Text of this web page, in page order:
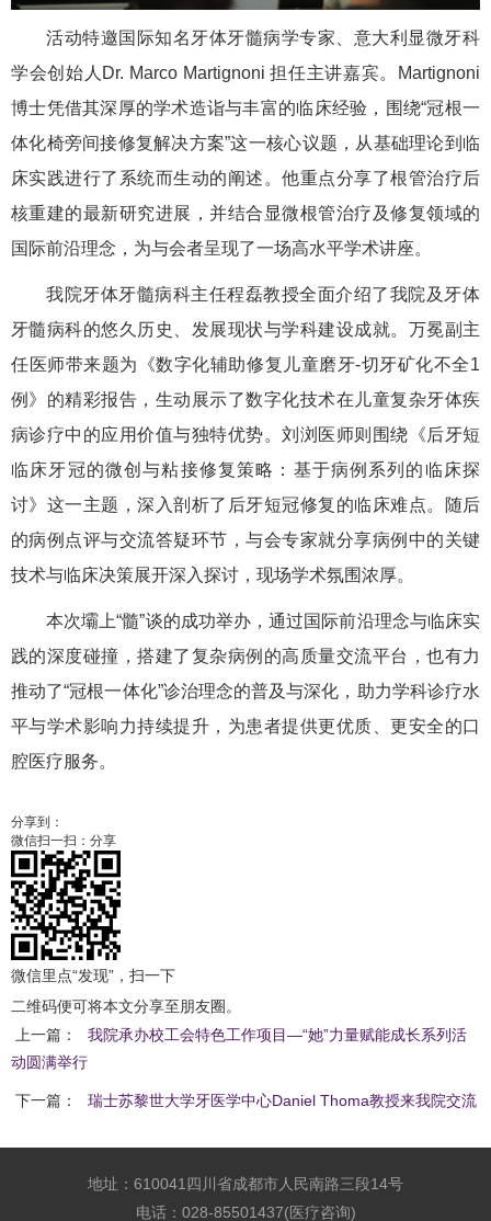
活动特邀国际知名牙体牙髓病学专家、意大利显微牙科
学会创始人Dr. Marco Martignoni 担任主讲嘉宾。Martignoni
博士凭借其深厚的学术造诣与丰富的临床经验，围绕“冠根一
体化椅旁间接修复解决方案”这一核心议题，从基础理论到临
床实践进行了系统而生动的阐述。他重点分享了根管治疗后
核重建的最新研究进展，并结合显微根管治疗及修复领域的
国际前沿理念，为与会者呈现了一场高水平学术讲座。
我院牙体牙髓病科主任程磊教授全面介绍了我院及牙体
牙髓病科的悠久历史、发展现状与学科建设成就。万冕副主
任医师带来题为《数字化辅助修复儿童磨牙-切牙矿化不全1
例》的精彩报告，生动展示了数字化技术在儿童复杂牙体疾
病诊疗中的应用价值与独特优势。刘浏医师则围绕《后牙短
临床牙冠的微创与粘接修复策略：基于病例系列的临床探
讨》这一主题，深入剖析了后牙短冠修复的临床难点。随后
的病例点评与交流答疑环节，与会专家就分享病例中的关键
技术与临床决策展开深入探讨，现场学术氛围浓厚。
本次壩上“髓”谈的成功举办，通过国际前沿理念与临床实
践的深度碰撞，搭建了复杂病例的高质量交流平台，也有力
推动了“冠根一体化”诊治理念的普及与深化，助力学科诊疗水
平与学术影响力持续提升，为患者提供更优质、更安全的口
腔医疗服务。
分享到：
微信扫一扫：分享
微信里点“发现”，扫一下
二维码便可将本文分享至朋友圈。
上一篇：
我院承办校工会特色工作项目—“她”力量赋能成长系列活
动圆满举行
下一篇： 瑞士苏黎世大学牙医学中心Daniel Thoma教授来我院交流
地址：610041四川省成都市人民南路三段14号
电话：028-85501437(医疗咨询)